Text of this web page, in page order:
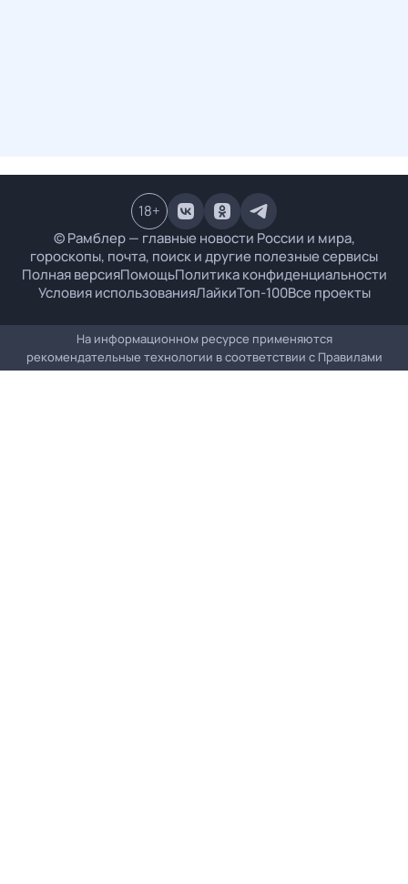
© Рамблер — главные новости России и мира,
гороскопы, почта, поиск и другие полезные сервисы
Полная версияПомощьПолитика конфиденциальности
Условия использованияЛайкиТоп-100Все проекты
18+
На информационном ресурсе применяются
рекомендательные технологии в соответствии с Правилами